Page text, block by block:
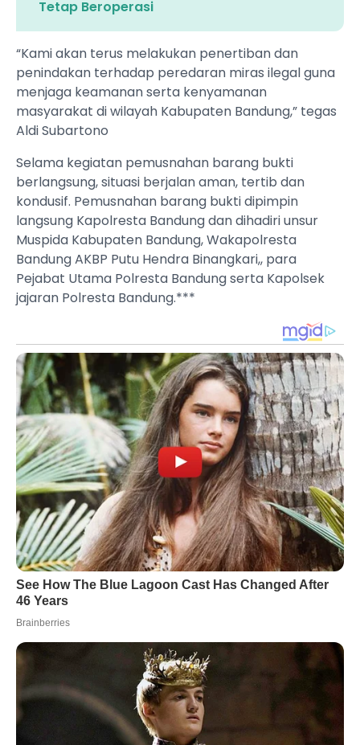
Tetap Beroperasi
“Kami akan terus melakukan penertiban dan
penindakan terhadap peredaran miras ilegal guna
menjaga keamanan serta kenyamanan
masyarakat di wilayah Kabupaten Bandung,” tegas
Aldi Subartono
Selama kegiatan pemusnahan barang bukti
berlangsung, situasi berjalan aman, tertib dan
kondusif. Pemusnahan barang bukti dipimpin
langsung Kapolresta Bandung dan dihadiri unsur
Muspida Kabupaten Bandung, Wakapolresta
Bandung AKBP Putu Hendra Binangkari,, para
Pejabat Utama Polresta Bandung serta Kapolsek
jajaran Polresta Bandung.***